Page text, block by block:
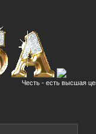
Честь - есть высшая